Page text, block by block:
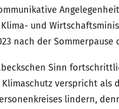
und
nach der
Sinn
verspricht als
lindern,